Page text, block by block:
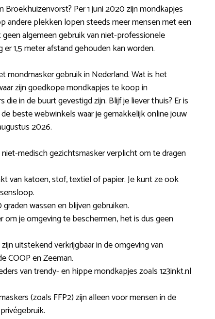
Per 1 juni 2020 zijn mondkapjes
andere plekken lopen steeds meer mensen met een
algemeen gebruik van niet-professionele
1,5 meter afstand gehouden kan worden.
mondmasker gebruik in Nederland. Wat is het
zijn goedkope mondkapjes te koop in
die in de buurt gevestigd zijn. Blijf je liever thuis? Er is
beste webwinkels waar je gemakkelijk online jouw
2026.
medisch gezichtsmasker verplicht om te dragen
van katoen, stof, textiel of papier. Je kunt ze ook
wassen en blijven gebruiken.
om je omgeving te beschermen, het is dus geen
uitstekend verkrijgbaar in de omgeving van
COOP en Zeeman.
van trendy- en hippe mondkapjes zoals 123inkt.nl
(zoals FFP2) zijn alleen voor mensen in de